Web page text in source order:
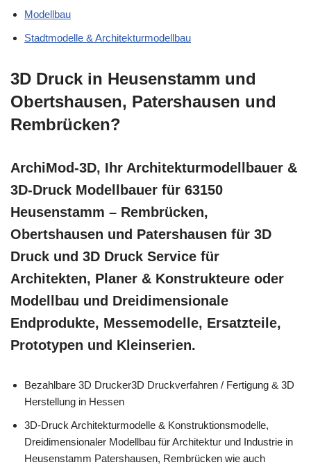
Modellbau
Stadtmodelle & Architekturmodellbau
3D Druck in Heusenstamm und
Obertshausen, Patershausen und
Rembrücken?
ArchiMod-3D, Ihr Architekturmodellbauer &
3D-Druck Modellbauer für 63150
Heusenstamm – Rembrücken,
Obertshausen und Patershausen für 3D
Druck und 3D Druck Service für
Architekten, Planer & Konstrukteure oder
Modellbau und Dreidimensionale
Endprodukte, Messemodelle, Ersatzteile,
Prototypen und Kleinserien.
Bezahlbare 3D Drucker3D Druckverfahren / Fertigung & 3D
Herstellung in Hessen
3D-Druck Architekturmodelle & Konstruktionsmodelle,
Dreidimensionaler Modellbau für Architektur und Industrie in
Heusenstamm Patershausen, Rembrücken wie auch